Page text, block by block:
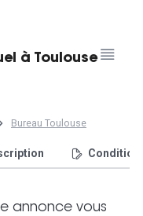
à Toulouse
Bureau Toulouse
annonce vous